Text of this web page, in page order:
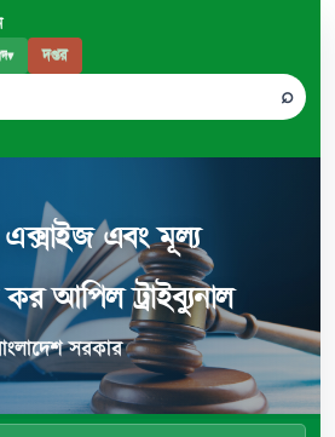
▾ দপ্তর
⌕
এবং মূল্য
আপিল ট্রাইব্যুনাল
সরকার